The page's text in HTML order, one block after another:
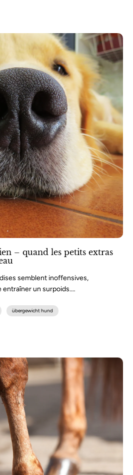
– quand les petits extras
semblent inoffensives,
entraîner un surpoids.
übergewicht hund